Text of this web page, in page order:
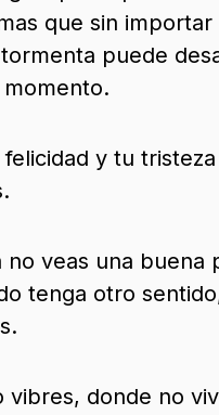
que sin importar
puede
y tu
no veas una buena
tenga otro
vibres, donde no